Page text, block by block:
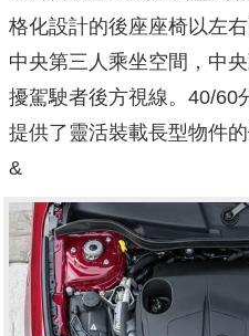
格化設計的後座座椅以左
中央第三人乘坐空間，中
擾駕駛者後方視線。40/60
提供了靈活裝載長型物件的
&